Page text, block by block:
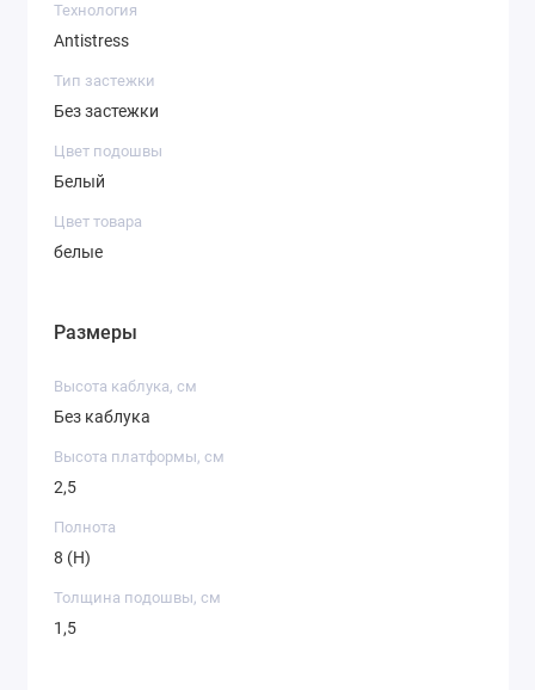
Технология
Antistress
Тип застежки
Без застежки
Цвет подошвы
Белый
Цвет товара
белые
Размеры
Высота каблука, см
Без каблука
Высота платформы, см
2,5
Полнота
8 (H)
Толщина подошвы, см
1,5